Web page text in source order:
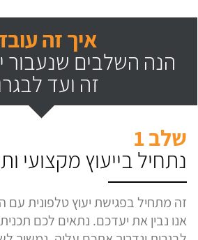
איך זה
הנה השלבים שנעבור
זה ועד
שלב 1
נתחיל בייעוץ מקצועי
זה מתחיל בפגישת יעוץ טלפונית עם
אנו נבין את יעדכם. נתאים לכם